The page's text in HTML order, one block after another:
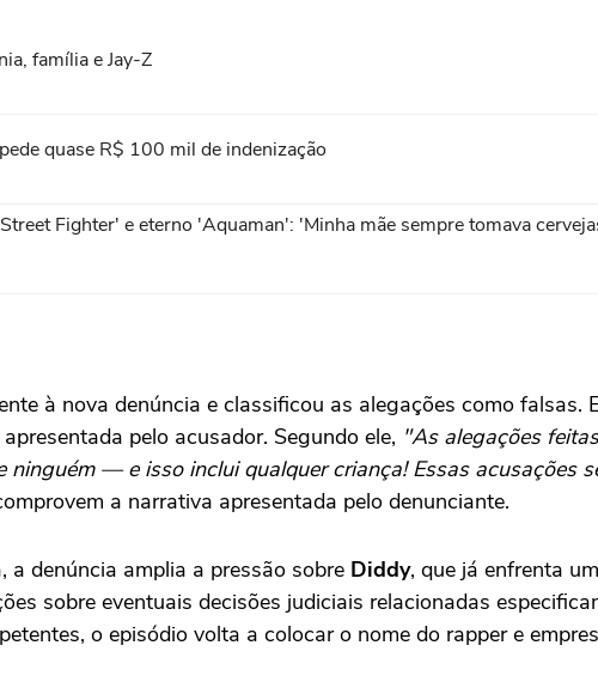
família e Jay-Z
quase R$ 100 mil de indenização
Fighter' e eterno 'Aquaman': 'Minha mãe sempre tomava
à nova denúncia e classificou as alegações como falsas.
pelo acusador. Segundo ele, "As alegações
ninguém — e isso inclui qualquer criança! Essas acusações
a narrativa apresentada pelo denunciante.
denúncia amplia a pressão sobre Diddy, que já enfrenta
sobre eventuais decisões judiciais relacionadas
o episódio volta a colocar o nome do rapper e